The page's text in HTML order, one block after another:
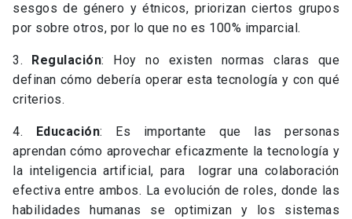
sesgos de género y étnicos, priorizan ciertos grupos
por sobre otros, por lo que no es 100% imparcial.
3. Regulación: Hoy no existen normas claras que
definan cómo debería operar esta tecnología y con qué
criterios.
4. Educación: Es importante que las personas
aprendan cómo aprovechar eficazmente la tecnología y
la inteligencia artificial, para lograr una colaboración
efectiva entre ambos. La evolución de roles, donde las
habilidades humanas se optimizan y los sistemas